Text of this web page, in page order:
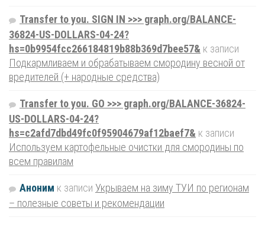
Transfer to you. SIGN IN >>> graph.org/BALANCE-
36824-US-DOLLARS-04-24?
hs=0b9954fcc266184819b88b369d7bee57& к записи
Подкармливаем и обрабатываем смородину весной от
вредителей (+ народные средства)
Transfer to you. GO >>> graph.org/BALANCE-36824-
US-DOLLARS-04-24?
hs=c2afd7dbd49fc0f95904679af12baef7& к записи
Используем картофельные очистки для смородины по
всем правилам
Аноним к записи Укрываем на зиму ТУИ по регионам
– полезные советы и рекомендации